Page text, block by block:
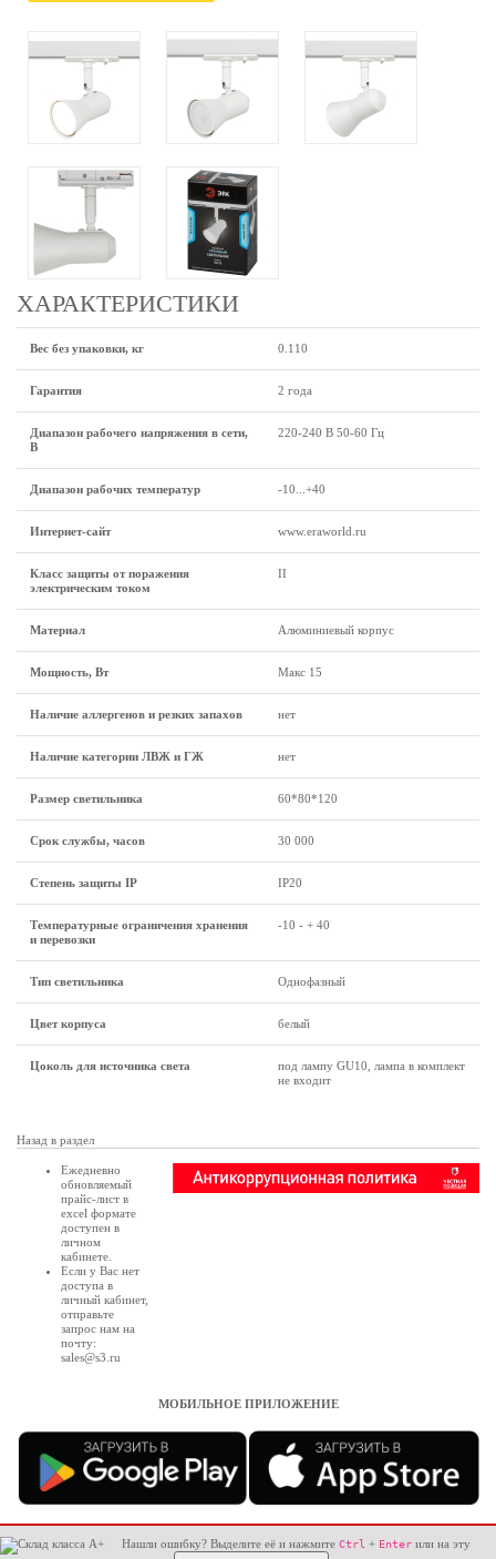
ХАРАКТЕРИСТИКИ
Вес без упаковки, кг 0.110
Гарантия 2 года
Диапазон рабочего напряжения в сети,
В
220-240 В 50-60 Гц
Диапазон рабочих температур -10...+40
Интернет-сайт www.eraworld.ru
Класс защиты от поражения
электрическим током
II
Материал Алюминиевый корпус
Мощность, Вт Макс 15
Наличие аллергенов и резких запахов нет
Наличие категории ЛВЖ и ГЖ нет
Размер светильника 60*80*120
Срок службы, часов 30 000
Степень защиты IP IP20
Температурные ограничения хранения
и перевозки
-10 - + 40
Тип светильника Однофазный
Цвет корпуса белый
Цоколь для источника света
под лампу GU10, лампа в комплект
не входит
Назад в раздел
Ежедневно
обновляемый
прайс-лист в
excel формате
доступен в
личном
кабинете
Если у Вас нет
доступа в
личный кабинет,
отправьте
запрос нам на
почту:
sales@s3.ru
МОБИЛЬНОЕ ПРИЛОЖЕНИЕ
Нашли ошибку? Выделите её и нажмите Ctrl + Enter или на эту